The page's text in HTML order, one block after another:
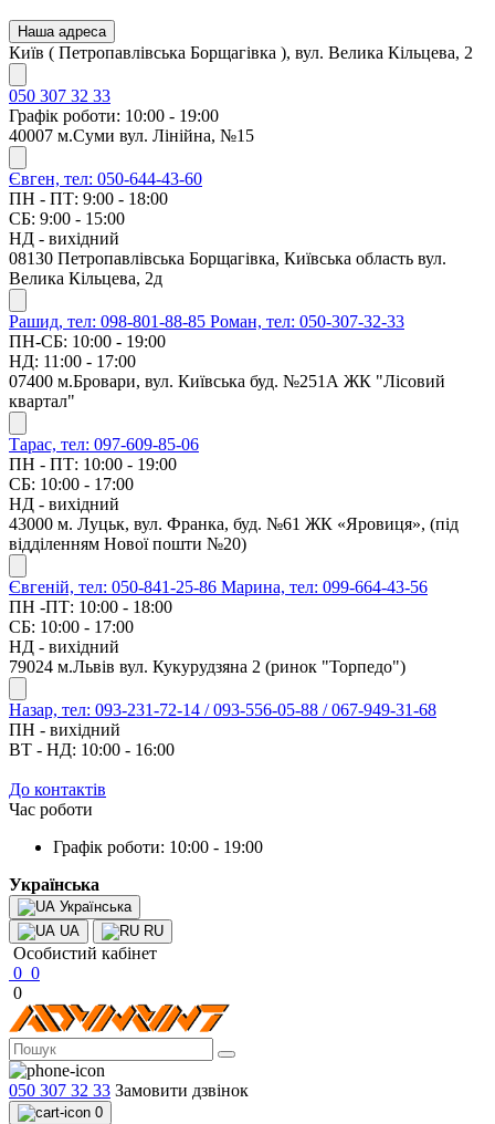
Наша адреса
Київ ( Петропавлівська Борщагівка ), вул. Велика Кільцева, 2
050 307 32 33
Графік роботи: 10:00 - 19:00
40007 м.Суми вул. Лінійна, №15
Євген, тел: 050-644-43-60
ПН - ПТ: 9:00 - 18:00
СБ: 9:00 - 15:00
НД - вихідний
08130 Петропавлівська Борщагівка, Київська область вул.
Велика Кільцева, 2д
Рашид, тел: 098-801-88-85 Роман, тел: 050-307-32-33
ПН-СБ: 10:00 - 19:00
НД: 11:00 - 17:00
07400 м.Бровари, вул. Київська буд. №251А ЖК "Лісовий
квартал"
Тарас, тел: 097-609-85-06
ПН - ПТ: 10:00 - 19:00
СБ: 10:00 - 17:00
НД - вихідний
43000 м. Луцьк, вул. Франка, буд. №61 ЖК «Яровиця», (під
відділенням Нової пошти №20)
Євгеній, тел: 050-841-25-86 Марина, тел: 099-664-43-56
ПН -ПТ: 10:00 - 18:00
СБ: 10:00 - 17:00
НД - вихідний
79024 м.Львів вул. Кукурудзяна 2 (ринок "Торпедо")
Назар, тел: 093-231-72-14 / 093-556-05-88 / 067-949-31-68
ПН - вихідний
ВТ - НД: 10:00 - 16:00
До контактів
Час роботи
Графік роботи: 10:00 - 19:00
Українська
Українська
UA
RU
Особистий кабінет
0 0
0
050 307 32 33 Замовити дзвінок
0